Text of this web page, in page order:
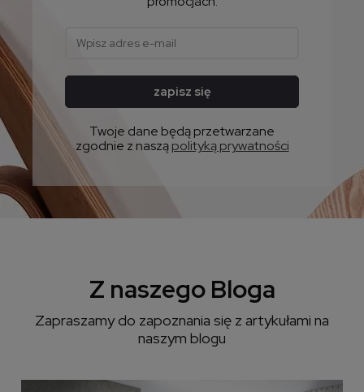
zapisz się
Twoje dane będą przetwarzane
zgodnie z nasząpolityką prywatności
Z naszego Bloga
Zapraszamy do zapoznania się z artykułami na
naszym blogu